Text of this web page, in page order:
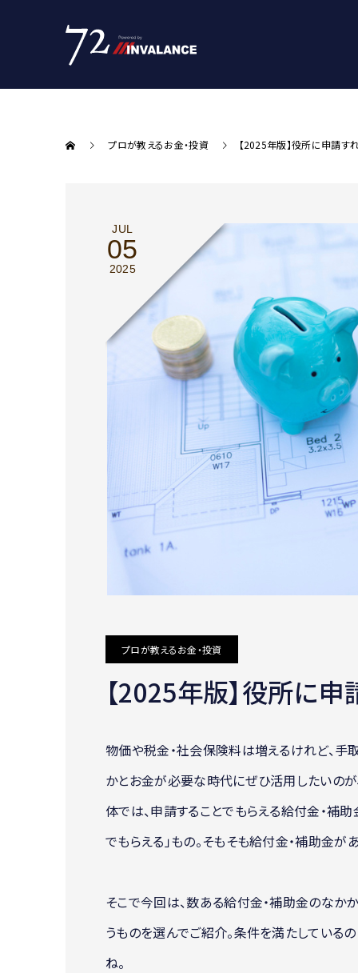
プロが教えるお金・投資 【2025年版】役所に申請す
JUL
05
2025
プロが教えるお金・投資
【2025年版】役所に
物価や税金・社会保険料は増えるけれど、手
かとお金が必要な時代にぜひ活用したいの
体では、申請することでもらえる給付金・補
でもらえる」もの。そもそも給付金・補助金
そこで今回は、数ある給付金・補助金のなか
うものを選んでご紹介。条件を満たしている
ね。